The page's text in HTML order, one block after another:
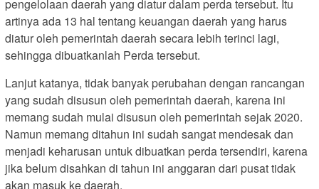
pengelolaan daerah yang diatur dalam perda tersebut. Itu
artinya ada 13 hal tentang keuangan daerah yang harus
diatur oleh pemerintah daerah secara lebih terinci lagi,
sehingga dibuatkanlah Perda tersebut.
Lanjut katanya, tidak banyak perubahan dengan rancangan
yang sudah disusun oleh pemerintah daerah, karena ini
memang sudah mulai disusun oleh pemerintah sejak 2020.
Namun memang ditahun ini sudah sangat mendesak dan
menjadi keharusan untuk dibuatkan perda tersendiri, karena
jika belum disahkan di tahun ini anggaran dari pusat tidak
akan masuk ke daerah.